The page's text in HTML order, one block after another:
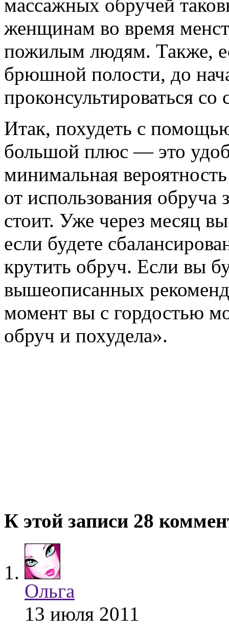
массажных обручей
женщинам во время
пожилым людям. Также,
брюшной полости, до
проконсультироваться со
Итак, похудеть с
большой плюс — это
минимальная
от использования
стоит. Уже через месяц
если будете
крутить обруч. Если вы
вышеописанных
момент вы с гордостью
обруч и похудела».
К этой записи 28
Ольга
13 июля 2011